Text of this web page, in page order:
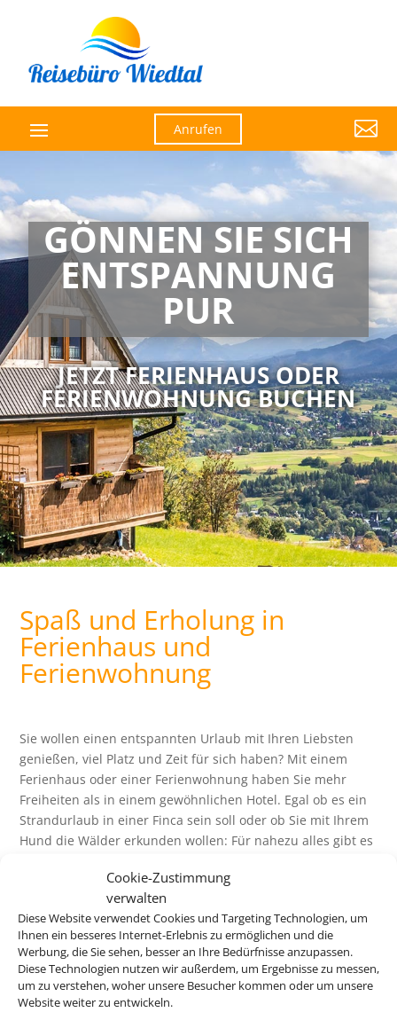
Cookie-Zustimmung
verwalten
Diese Website verwendet Cookies und Targeting Technologien, um
Ihnen ein besseres Internet-Erlebnis zu ermöglichen und die
Werbung, die Sie sehen, besser an Ihre Bedürfnisse anzupassen.
Diese Technologien nutzen wir außerdem, um Ergebnisse zu messen,
um zu verstehen, woher unsere Besucher kommen oder um unsere
Website weiter zu entwickeln.
Anrufen 
GÖNNEN SIE SICH
ENTSPANNUNG
PUR
JETZT FERIENHAUS ODER
FERIENWOHNUNG BUCHEN
Spaß und Erholung in
Ferienhaus und
Ferienwohnung
Sie wollen einen entspannten Urlaub mit Ihren Liebsten
genießen, viel Platz und Zeit für sich haben? Mit einem
Ferienhaus oder einer Ferienwohnung haben Sie mehr
Freiheiten als in einem gewöhnlichen Hotel. Egal ob es ein
Strandurlaub in einer Finca sein soll oder ob Sie mit Ihrem
Hund die Wälder erkunden wollen: Für nahezu alles gibt es
Buchen Sie bei uns Ihren individuellen Urlaub in
Ferienhaus oder Ferienwohnung – wir machen Ihren
Traumurlaub möglich.
Z